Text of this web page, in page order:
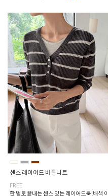
센스 레이어드 버튼니트
FREE
한 벌로 끝내는 센스 있는 레이어드룩!배색 이